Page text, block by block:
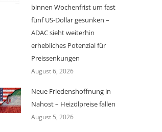
binnen Wochenfrist um fast
fünf US-Dollar gesunken –
ADAC sieht weiterhin
erhebliches Potenzial für
Preissenkungen
August 6, 2026
Neue Friedenshoffnung in
Nahost – Heizölpreise fallen
August 5, 2026